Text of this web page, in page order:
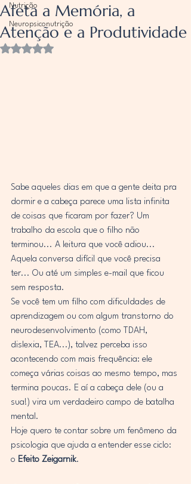
Nutrição
Neuropsiconutrição
Afeta a Memória, a
Atenção e a Produtividade
Avaliado com NaN de 5 estrelas.
Sabe aqueles dias em que a gente deita pra
dormir e a cabeça parece uma lista infinita
de coisas que ficaram por fazer? Um
trabalho da escola que o filho não
terminou... A leitura que você adiou...
Aquela conversa difícil que você precisa
ter... Ou até um simples e-mail que ficou
sem resposta.
Se você tem um filho com dificuldades de
aprendizagem ou com algum transtorno do
neurodesenvolvimento (como TDAH,
dislexia, TEA...), talvez perceba isso
acontecendo com mais frequência: ele
começa várias coisas ao mesmo tempo, mas
termina poucas. E aí a cabeça dele (ou a
sua!) vira um verdadeiro campo de batalha
mental.
Hoje quero te contar sobre um fenômeno da
psicologia que ajuda a entender esse ciclo:
o Efeito Zeigarnik.